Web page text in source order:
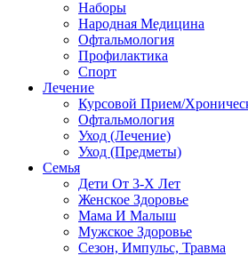
Наборы
Народная Медицина
Офтальмология
Профилактика
Спорт
Лечение
Курсовой Прием/
Офтальмология
Уход (Лечение)
Уход (Предметы)
Семья
Дети От 3-Х Лет
Женское Здоровье
Мама И Малыш
Мужское Здоровье
Сезон, Импульс, Травма